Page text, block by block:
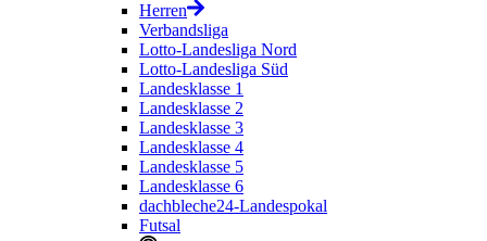
Herren
Verbandsliga
Lotto-Landesliga Nord
Lotto-Landesliga Süd
Landesklasse 1
Landesklasse 2
Landesklasse 3
Landesklasse 4
Landesklasse 5
Landesklasse 6
dachbleche24-Landespokal
Futsal